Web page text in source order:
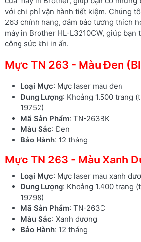
với chi phí vận hành tiết kiệm. Chúng
263 chính hãng, đảm bảo tương thích
máy in Brother HL-L3210CW, giúp bạn
công sức khi in ấn.
Mực TN 263 - Màu Đen
Loại Mực: Mực laser màu đen
Dung Lượng: Khoảng 1.500 trang
19752)
Mã Sản Phẩm: TN-263BK
Màu Sắc: Đen
Bảo Hành: 12 tháng
Mực TN 263 - Màu Xanh
Loại Mực: Mực laser màu xanh
Dung Lượng: Khoảng 1.400 trang
19798)
Mã Sản Phẩm: TN-263C
Màu Sắc: Xanh dương
Bảo Hành: 12 tháng